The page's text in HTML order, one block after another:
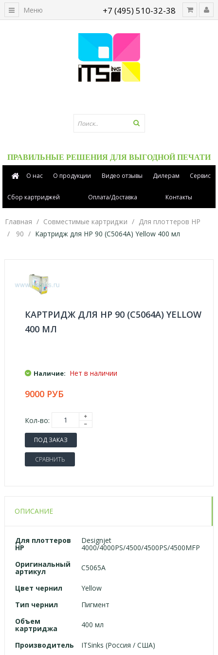
+7 (495) 510-32-38
ПРАВИЛЬНЫЕ РЕШЕНИЯ ДЛЯ ВЫГОДНОЙ ПЕЧАТИ
Меню
О нас О продукции Видео отзывы Дилерам Сервис
Сбор картриджей Оплата/Доставка Контакты
Главная Совместимые картриджи
Для плоттеров HP
90
Картридж для HP 90 (C5064A) Yellow 400 мл
КАРТРИДЖ ДЛЯ HP 90 (C5064A) YELLOW
400 МЛ
Наличие: Нет в наличии
9000 РУБ
Кол-во:
ПОД ЗАКАЗ
СРАВНИТЬ
ОПИСАНИЕ
Для плоттеров
HP
Designjet
4000/4000PS/4500/4500PS/4500MFP
Оригинальный
артикул C5065A
Цвет чернил
Yellow
Тип чернил
Пигмент
Объем
картриджа 400 мл
Производитель ITSinks (Россия / США)